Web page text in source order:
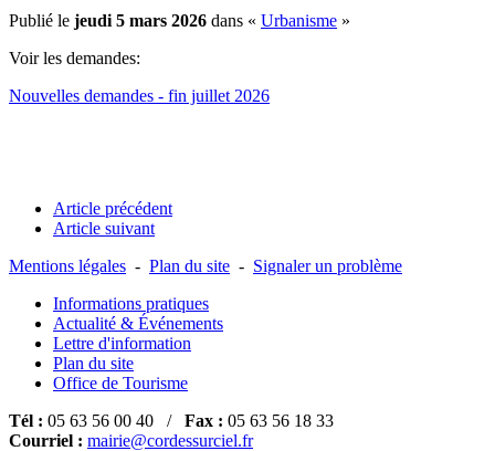
Publié le jeudi 5 mars 2026 dans « Urbanisme »
Voir les demandes:
Nouvelles demandes - fin juillet 2026
Article précédent
Article suivant
Mentions légales - Plan du site - Signaler un problème
Informations pratiques
Actualité & Événements
Lettre d'information
Plan du site
Office de Tourisme
Tél : 05 63 56 00 40 / Fax : 05 63 56 18 33
Courriel : mairie@cordessurciel.fr